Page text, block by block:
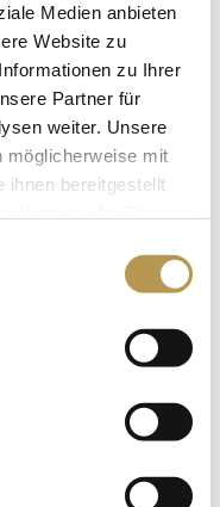
Medien anbieten
Website zu
zu Ihrer
Partner für
weiter. Unsere
möglicherweise mit
ihnen bereitgestellt
unique moments.
the magical
your batteries.
or team event,
Just contact us.